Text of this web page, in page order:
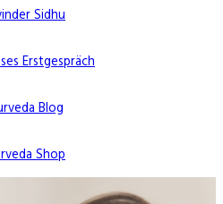
Sidhu
Erstgespräch
Blog
Shop